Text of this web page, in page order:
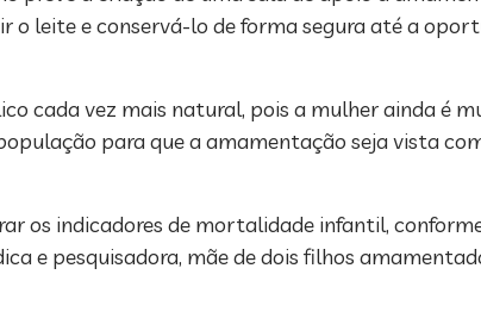
o leite e conservá-lo de forma segura até a
cada vez mais natural, pois a mulher ainda é
para que a amamentação seja vista
os indicadores de mortalidade infantil,
e pesquisadora, mãe de dois filhos